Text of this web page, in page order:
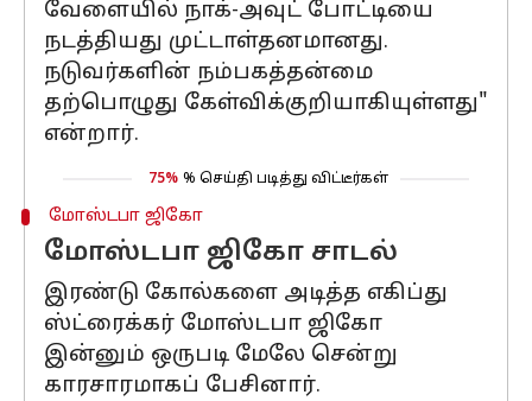
வேளையில் நாக்-அவுட் போட்டியை
நடத்தியது முட்டாள்தனமானது.
நடுவர்களின் நம்பகத்தன்மை
தற்பொழுது கேள்விக்குறியாகியுள்ளது"
என்றார்.
75% % செய்தி படித்து விட்டீர்கள்
மோஸ்டபா ஜிகோ
மோஸ்டபா ஜிகோ சாடல்
இரண்டு கோல்களை அடித்த எகிப்து
ஸ்ட்ரைக்கர் மோஸ்டபா ஜிகோ
இன்னும் ஒருபடி மேலே சென்று
காரசாரமாகப் பேசினார்.